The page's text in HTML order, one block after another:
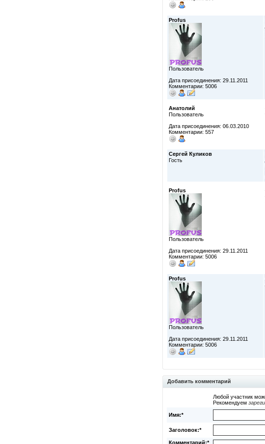
Profus
Пользователь
Дата присоединения: 29.11.2011
Комментарии: 5006
Анатолий
Пользователь
Дата присоединения: 06.03.2010
Комментарии: 557
Сергей Куликов
Гость
Profus
Пользователь
Дата присоединения: 29.11.2011
Комментарии: 5006
Profus
Пользователь
Дата присоединения: 29.11.2011
Комментарии: 5006
Добавить комментарий
Любой участник
Рекомендуем
Имя:*
Заголовок:*
Комментарий:*